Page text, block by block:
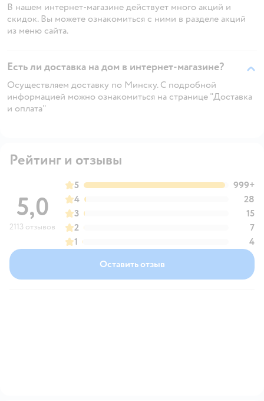
В нашем интернет-магазине действует много акций и
скидок. Вы можете ознакомиться с ними в разделе акций
из меню сайта.
Есть ли доставка на дом в интернет-магазине?
Осуществляем доставку по Минску. С подробной
информацией можно ознакомиться на странице "Доставка
и оплата"
Рейтинг и отзывы
5,0
2113 отзывов
5
999+
4
28
3
15
2
7
1
4
Оставить отзыв